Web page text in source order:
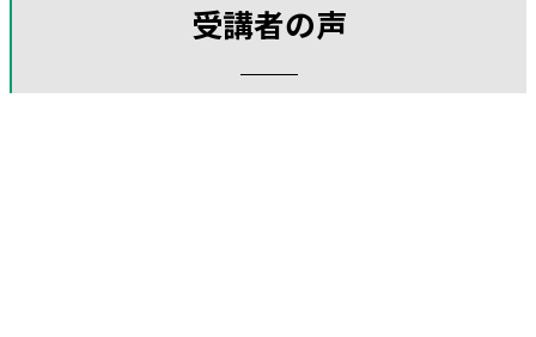
受講者の声